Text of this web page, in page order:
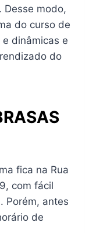
Desse modo,
do curso de
dinâmicas e
do
fica na Rua
com fácil
Porém, antes
de